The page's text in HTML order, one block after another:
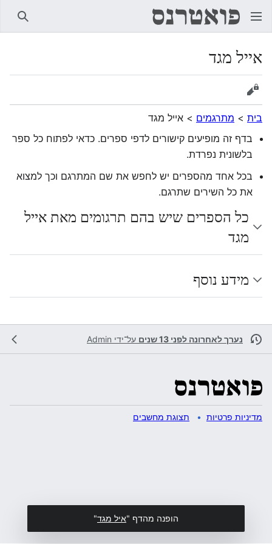
אייל מגד
הצגת מקור
בית > מתרגמים > אייל מגד
בדף זה מופיעים קישורים לדפי ספרים. כדאי לפתוח כל ספר
בלשונית נפרדת.
בכל אחד מהספרים יש לחפש את שם המתרגם וכך למצוא
את כל השירים שתרגם.
כל הספרים שיש בהם תרגומים מאת אייל
מגד
מידע נוסף
נערך לאחרונה לפני 13 שנים על־ידי Admin
מדיניות פרטיות תצוגת מחשבים
הופנה מהדף "איל מגד"